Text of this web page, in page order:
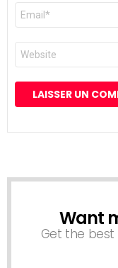
E-
mail
*
Site
web
NEWSLETTER
Want
Get the best